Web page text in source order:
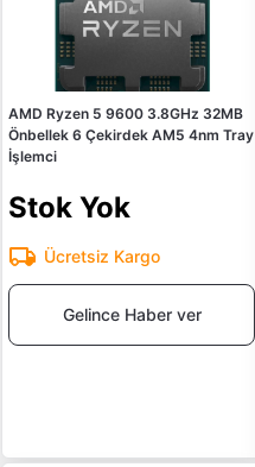
AMD Ryzen 5 9600 3.8GHz 32MB
Önbellek 6 Çekirdek AM5 4nm Tray
İşlemci
Stok Yok
Ücretsiz Kargo
Gelince Haber ver